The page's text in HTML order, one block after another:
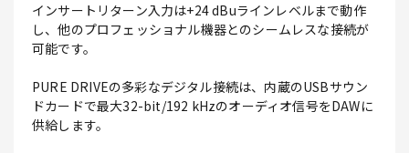
インサートリターン入力は+24 dBuラインレベルまで動作
し、他のプロフェッショナル機器とのシームレスな接続が
可能です。
PURE DRIVEの多彩なデジタル接続は、内蔵のUSBサウン
ドカードで最大32-bit/192 kHzのオーディオ信号をDAWに
供給します。